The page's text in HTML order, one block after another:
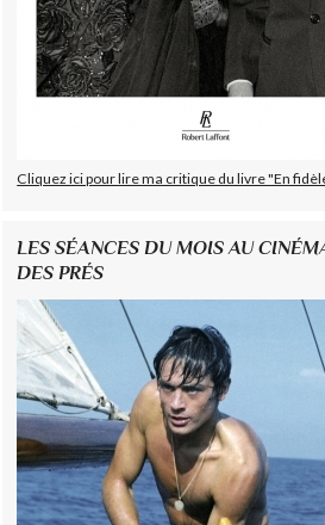
Cliquez ici pour lire ma critique du livre "En
LES SÉANCES DU MOIS AU
DES PRÉS